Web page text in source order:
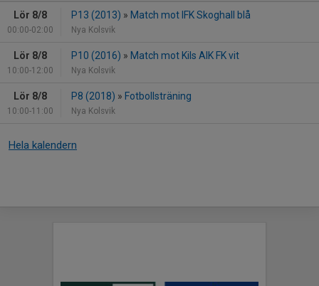
Lör 8/8
00:00-02:00
P13 (2013) » Match mot IFK Skoghall blå
Nya Kolsvik
Lör 8/8
10:00-12:00
P10 (2016) » Match mot Kils AIK FK vit
Nya Kolsvik
Lör 8/8
10:00-11:00
P8 (2018) » Fotbollsträning
Nya Kolsvik
Hela kalendern